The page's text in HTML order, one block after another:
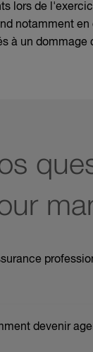
lors de
notamment en
à un dommage
C'est la
devenir